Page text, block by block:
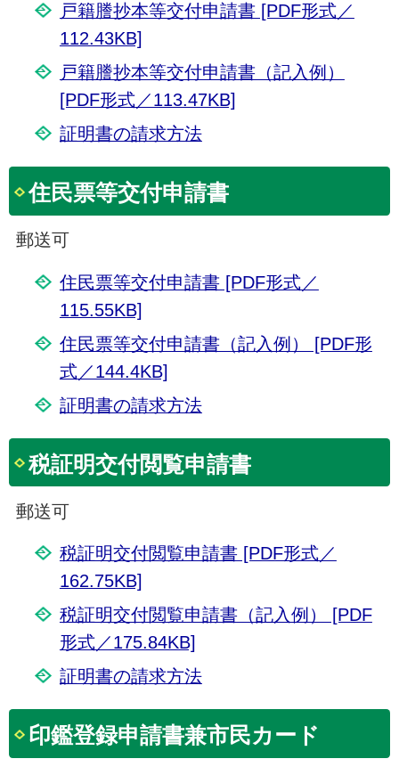
戸籍謄抄本等交付申請書 [PDF形式／
112.43KB]
戸籍謄抄本等交付申請書（記入例）
[PDF形式／113.47KB]
証明書の請求方法
住民票等交付申請書
郵送可
住民票等交付申請書 [PDF形式／
115.55KB]
住民票等交付申請書（記入例） [PDF形
式／144.4KB]
証明書の請求方法
税証明交付閲覧申請書
郵送可
税証明交付閲覧申請書 [PDF形式／
162.75KB]
税証明交付閲覧申請書（記入例） [PDF
形式／175.84KB]
証明書の請求方法
印鑑登録申請書兼市民カード